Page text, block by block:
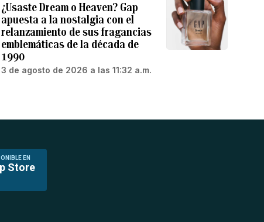
¿Usaste Dream o Heaven? Gap
apuesta a la nostalgia con el
relanzamiento de sus fragancias
emblemáticas de la década de
1990
3 de agosto de 2026 a las 11:32 a.m.
EN
Store